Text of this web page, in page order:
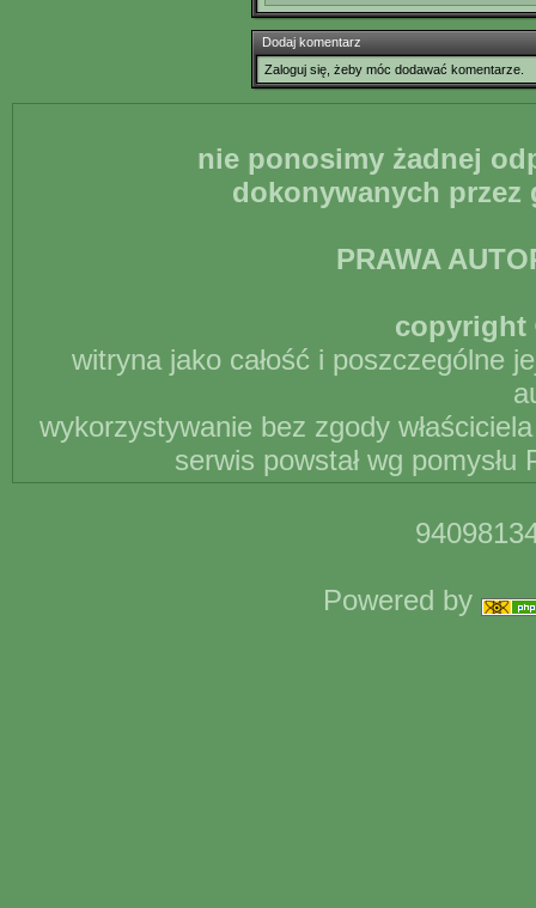
Dodaj komentarz
Zaloguj się, żeby móc dodawać komentarze.
nie ponosimy żadnej
dokonywanych
PRAWA
copyright
witryna jako całość i poszczególne
wykorzystywanie bez zgody
serwis powstał wg
Powered by